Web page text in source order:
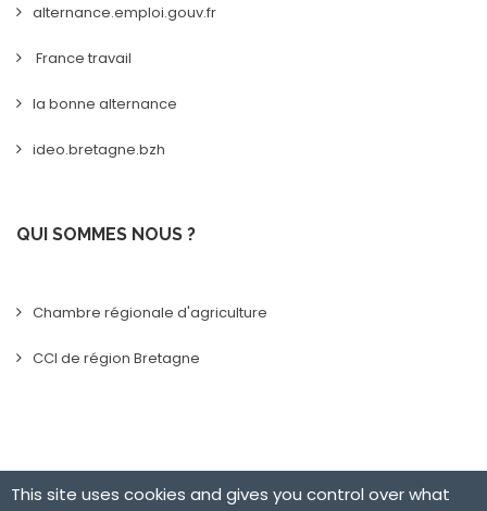
alternance.emploi.gouv.fr
France travail
la bonne alternance
ideo.bretagne.bzh
QUI SOMMES NOUS ?
Chambre régionale d'agriculture
CCI de région Bretagne
This site uses cookies and gives you control over what